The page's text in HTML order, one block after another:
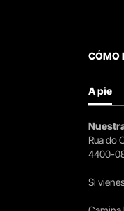
CÓMO
A pie
Rua do
4400-
Si